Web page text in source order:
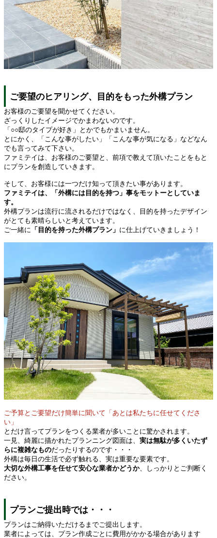
ご要望のヒアリング、目的をもった外構プラン
お客様のご要望を聞かせてください。
ざっくりしたイメージでかまわないのです。
「○○邸のタイプが好き」とかでもかまいません。
とにかく、「こんな事がしたい」「こんな事が気になる」などなん
でも言ってみて下さい。
ファミテイは、お客様のご要望と、前項で教えて頂いたことをもと
にプランを創造していきます。
そして、お客様には一つだけ知って頂きたい事があります。
ファミテイは、「外構には目的を持つ」事をモットーとしていま
す。
外構プランは流行に流されるだけではなく、目的を持ったデザイン
がとても素晴らしいと考えています。
ご一緒に
「目的を持った外構プラン」 に仕上げていきましょう！
ご予算とご要望だけ簡単に聞いて「あとは私たちに任せてくださ
い」
とだけ言ってプランをつくる業者が多いことに驚かされます。
一見、綺麗に描かれたプランニング図面は、 実は無駄が多くいたず
らに複雑なものだったりするのです・・・
外構は毎日の生活で必ず触れる、実は重要な要素です。
大切な外構工事を任せて安心な業者かどうか、しっかりとご判断く
ださい。
プランご提出時では・・・
プランはご納得いただけるまでご提出します。
業者によっては、プラン作成ごとに費用がかかる場合があります